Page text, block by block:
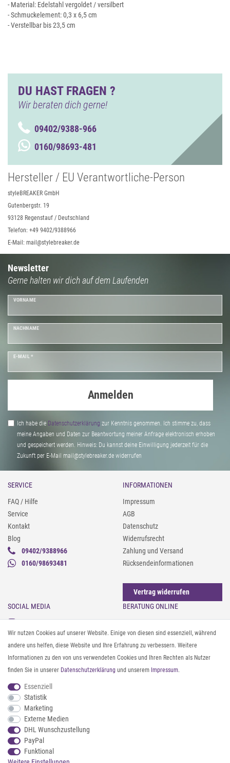
- Material: Edelstahl vergoldet / versilbert
- Schmuckelement: 0,3 x 6,5 cm
- Verstellbar bis 23,5 cm
DU HAST FRAGEN ?
Wir beraten dich gerne!
09402/9388-966
0160/98693-481
Hersteller / EU Verantwortliche-Person
styleBREAKER GmbH
Gutenbergstr. 19
93128 Regenstauf / Deutschland
Telefon: +49 9402/9388966
E-Mail: mail@stylebreaker.de
Newsletter
Gerne halten wir dich auf dem Laufenden
VORNAME
NACHNAME
E-MAIL *
Anmelden
Ich habe die Daten­schutz­erklärung zur Kenntnis genommen. Ich stimme zu, dass
meine Angaben und Daten zur Beantwortung meiner Anfrage elektronisch erhoben
und gespeichert werden. Hinweis: Du kannst deine Einwilligung jederzeit für die
Zukunft per E-Mail mail@stylebreaker.de widerrufen
SERVICE
FAQ / Hilfe
Service
Kontakt
Blog
09402/9388966
0160/98693481
INFORMATIONEN
Impressum
AGB
Datenschutz
Widerrufsrecht
Zahlung und Versand
Rücksendeinformationen
Vertrag widerrufen
SOCIAL MEDIA
Instagram
Facebook
Pinterest
Twitter
Youtube
Threads
BERATUNG ONLINE
Gürtel messen & kürzen
Sonnenbrillen & UV-Schutz
Textilpflege
Textil- und Material-Guide
Geldbörse richtig organisieren
ZAHLUNG & VERSAND
Wir nutzen Cookies auf unserer Website. Einige von diesen sind essenziell, während
andere uns helfen, diese Website und Ihre Erfahrung zu verbessern. Weitere
Informationen zu den von uns verwendeten Cookies und Ihren Rechten als Nutzer
finden Sie in unserer Daten­schutz­erklärung und unserem Impressum.
Essenziell
Statistik
Marketing
Externe Medien
DHL Wunschzustellung
PayPal
Funktional